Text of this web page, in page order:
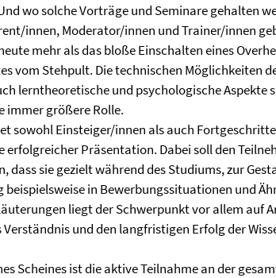
wo solche Vorträge und Seminare gehalten
innen, Moderator/innen und Trainer/innen
mehr als das bloße Einschalten eines
vom Stehpult. Die technischen Möglichkeiten
lerntheoretische und psychologische Aspekte
immer größere Rolle.
sowohl Einsteiger/innen als auch
erfolgreicher Präsentation. Dabei soll den
dass sie gezielt während des Studiums, zur
in Bewerbungssituationen und
liegt der Schwerpunkt vor allem auf
Verständnis und den langfristigen Erfolg der
Scheines ist die aktive Teilnahme an der